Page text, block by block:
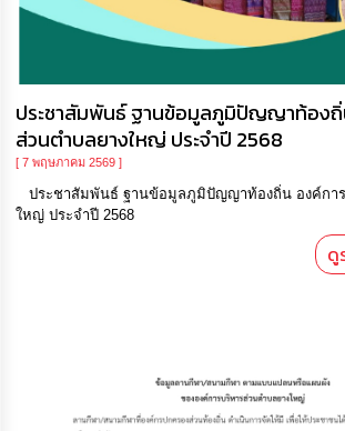
ประชาสัมพันธ์ ฐานข้อมูลภูมิปัญญาท้องถิ่
ส่วนตำบลยางใหญ่ ประจำปี 2568
[ 7 พฤษภาคม 2569 ]
ประชาสัมพันธ์ ฐานข้อมูลภูมิปัญญาท้องถิ่น องค์การ
ใหญ่ ประจำปี 2568
ดู